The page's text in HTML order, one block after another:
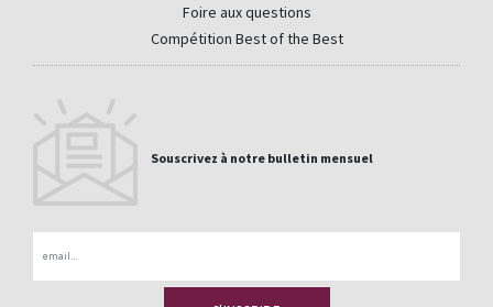
Foire aux questions
Compétition Best of the Best
Souscrivez à notre bulletin mensuel